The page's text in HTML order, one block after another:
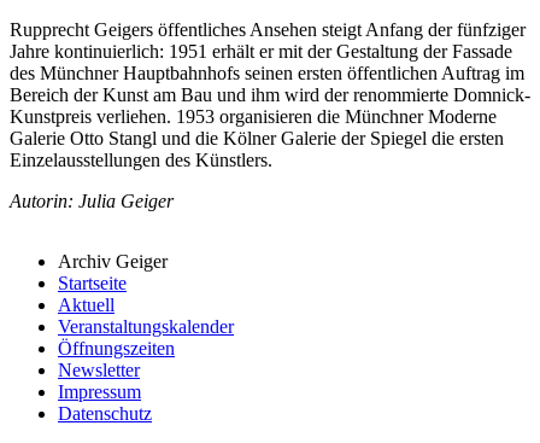
Rupprecht Geigers öffentliches Ansehen steigt Anfang der fünfziger
Jahre kontinuierlich: 1951 erhält er mit der Gestaltung der Fassade
des Münchner Hauptbahnhofs seinen ersten öffentlichen Auftrag im
Bereich der Kunst am Bau und ihm wird der renommierte Domnick-
Kunstpreis verliehen. 1953 organisieren die Münchner Moderne
Galerie Otto Stangl und die Kölner Galerie der Spiegel die ersten
Einzelausstellungen des Künstlers.
Autorin: Julia Geiger
Archiv Geiger
Startseite
Aktuell
Veranstaltungskalender
Öffnungszeiten
Newsletter
Impressum
Datenschutz